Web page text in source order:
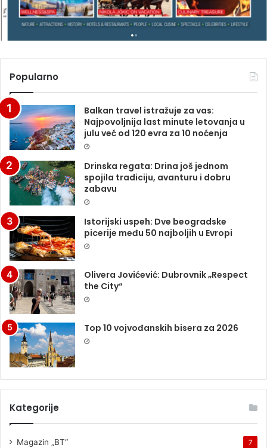
A
Popularno
Balkan travel istražuje za vas:
Najpovoljnija last minute letovanja u
julu već od 120 evra za 10 noćenja
Drinska regata: Drina još jednom
spojila tradiciju, avanturu i dobru
zabavu
Istorijski uspeh: Dve beogradske
picerije među 50 najboljih u Evropi
Olivera Jovićević: Dubrovnik „Respect
the City“
Top 10 vojvođanskih bisera za 2026
Kategorije
Magazin „BT“ 7